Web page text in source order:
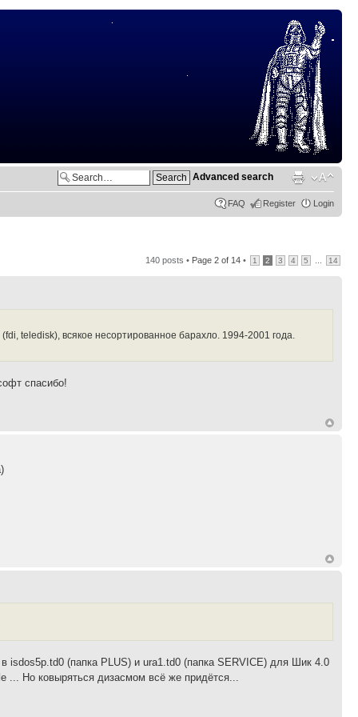
Advanced search
FAQ Register Login
140 posts • Page 2 of 14 • 1 2 3 4 5 14
teledisk), всякое несортированное барахло. 1994-2001 года.
спасибо!
isdos5p.td0 (папка PLUS) и ura1.td0 (папка SERVICE) для Шик 4.0
... Но ковыряться дизасмом всё же придётся...